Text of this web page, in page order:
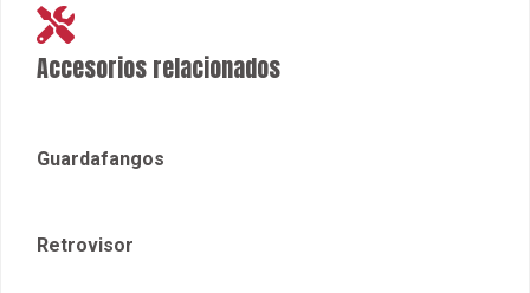
Accesorios relacionados
Guardafangos
Retrovisor